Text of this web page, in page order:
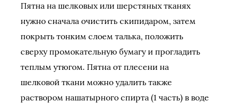
Пятна на шелковых или шерстяных тканях
нужно сначала очистить скипидаром, затем
покрыть тонким слоем талька, положить
сверху промокательную бумагу и прогладить
теплым утюгом. Пятна от плесени на
шелковой ткани можно удалить также
раствором нашатырного спирта (1 часть) в воде